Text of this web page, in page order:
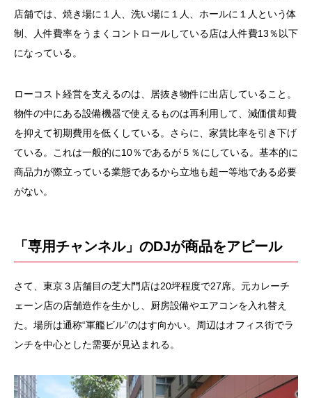
店舗では、焼き場に１人、洗い場に１人、ホールに１人という体
制、人件費率をうまくコントロールしている店は人件費13％以下
になっている。
ローコスト経営を支えるのは、居抜き物件に出店していること。
物件の中にある設備機器で使えるものは再利用して、減価償却費
を抑えて初期費用を低くしている。さらに、家賃比率を引き下げ
ている。これは一般的に10％であるが５％にしている。基本的に
商品力が際立っている業態であるから立地も超一等地である必要
がない。
「専用チャンネル」のDJが商品をアピール
さて、東京３店舗目の芝大門店は20坪程度で27席。元カレーチ
ェーン店の店舗造作を生かし、厨房設備やエアコンを入れ替え
た。場所は通称“軍艦ビル”のはす向かい。周辺はオフィス街でラ
ンチを中心とした需要が見込まれる。